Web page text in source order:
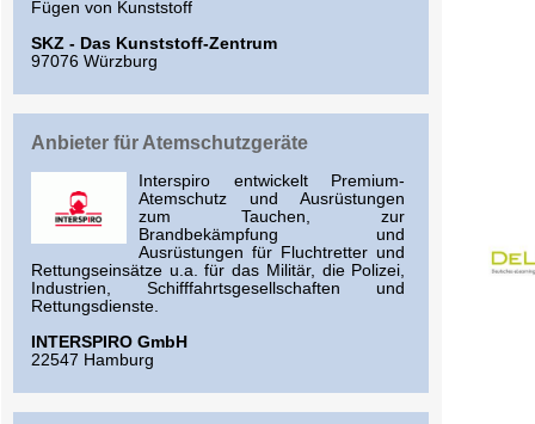
Fügen von Kunststoff
SKZ - Das Kunststoff-Zentrum
97076 Würzburg
Anbieter für Atemschutzgeräte
Interspiro entwickelt Premium-
Atemschutz und Ausrüstungen
zum Tauchen, zur
Brandbekämpfung und
Ausrüstungen für Fluchtretter und
Rettungseinsätze u.a. für das Militär, die Polizei,
Industrien, Schifffahrtsgesellschaften und
Rettungsdienste.
INTERSPIRO GmbH
22547 Hamburg